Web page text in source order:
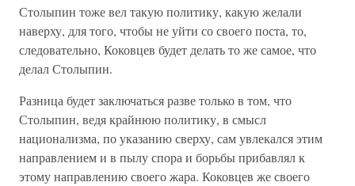
Столыпин тоже вел такую политику, какую желали
наверху, для того, чтобы не уйти со своего поста, то,
следовательно, Коковцев будет делать то же самое, что
делал Столыпин.
Разница будет заключаться разве только в том, что
Столыпин, ведя крайнюю политику, в смысл
национализма, по указанию сверху, сам увлекался этим
направлением и в пылу спора и борьбы прибавлял к
этому направлению своего жара. Коковцев же своего